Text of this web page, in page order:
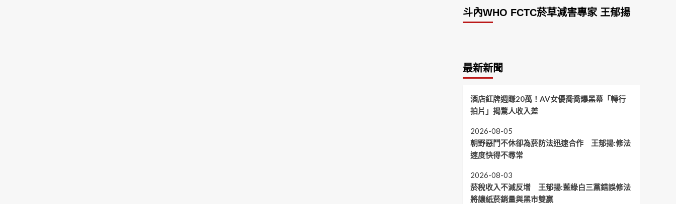
斗內WHO FCTC菸草減害專家 王郁揚
最新新聞
酒店紅牌週賺20萬！AV女優喬喬爆黑幕「轉行
拍片」揭驚人收入差
2026-08-05
朝野惡鬥不休卻為菸防法迅速合作 王郁揚:修法
速度快得不尋常
2026-08-03
菸稅收入不減反增 王郁揚:藍綠白三黨錯誤修法
將讓紙菸銷量與黑市雙贏